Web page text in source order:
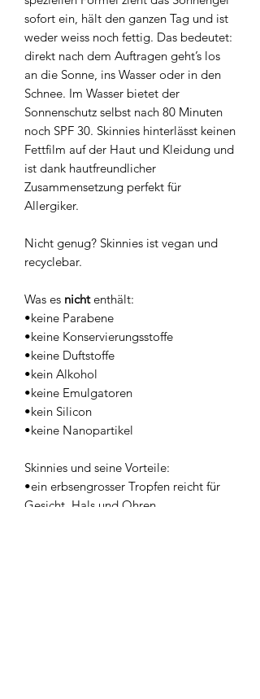
sofort ein, hält den ganzen Tag und ist
weder weiss noch fettig. Das bedeutet:
direkt nach dem Auftragen geht’s los
an die Sonne, ins Wasser oder in den
Schnee. Im Wasser bietet der
Sonnenschutz selbst nach 80 Minuten
noch SPF 30. Skinnies hinterlässt keinen
Fettfilm auf der Haut und Kleidung und
ist dank hautfreundlicher
Zusammensetzung perfekt für
Allergiker.
Nicht genug? Skinnies ist vegan und
recyclebar.
Was es nichtenthält:
•keine Parabene
•keine Konservierungsstoffe
•keine Duftstoffe
•kein Alkohol
•keine Emulgatoren
•kein Silicon
•keine Nanopartikel
Skinnies und seine Vorteile:
•ein erbsengrosser Tropfen reicht für
Gesicht, Hals und Ohren